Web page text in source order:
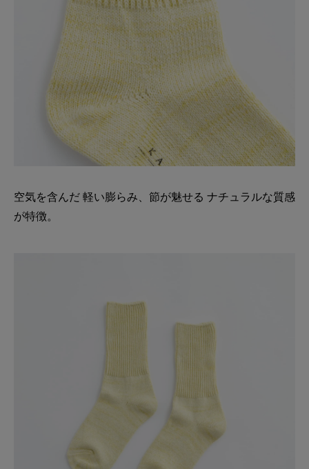
空気を含んだ 軽い膨らみ、節が魅せる ナチュラルな質感
が特徴。